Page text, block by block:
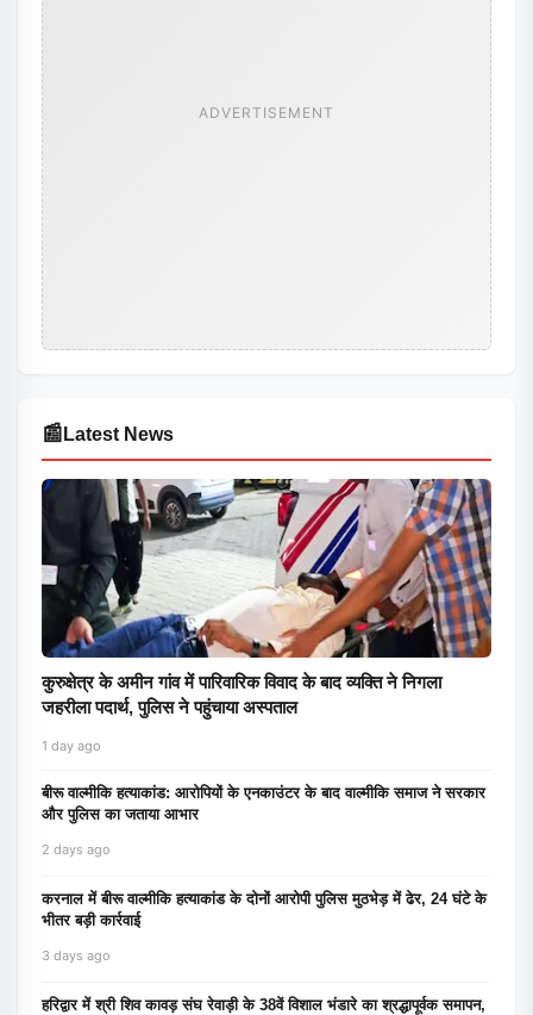
ADVERTISEMENT
📰 Latest News
कुरुक्षेत्र के अमीन गांव में पारिवारिक विवाद के बाद व्यक्ति ने निगला
जहरीला पदार्थ, पुलिस ने पहुंचाया अस्पताल
1 day ago
बीरू वाल्मीकि हत्याकांड: आरोपियों के एनकाउंटर के बाद वाल्मीकि समाज ने सरकार
और पुलिस का जताया आभार
2 days ago
करनाल में बीरू वाल्मीकि हत्याकांड के दोनों आरोपी पुलिस मुठभेड़ में ढेर, 24 घंटे के
भीतर बड़ी कार्रवाई
3 days ago
हरिद्वार में श्री शिव कावड़ संघ रेवाड़ी के 38वें विशाल भंडारे का श्रद्धापूर्वक समापन,